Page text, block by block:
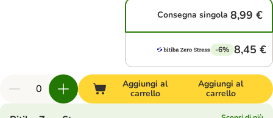
Consegna singola 8,99 €
-6% 8,45 €
Aggiungi al
carrello
Aggiungi al
carrello